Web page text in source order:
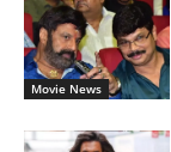
Movie News